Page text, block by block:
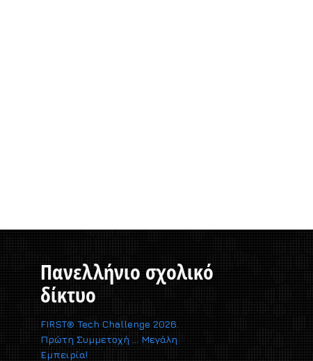
Πανελλήνιο σχολικό
δίκτυο
FIRST® Tech Challenge 2026.
Πρώτη Συμμετοχή … Μεγάλη
Εμπειρία!